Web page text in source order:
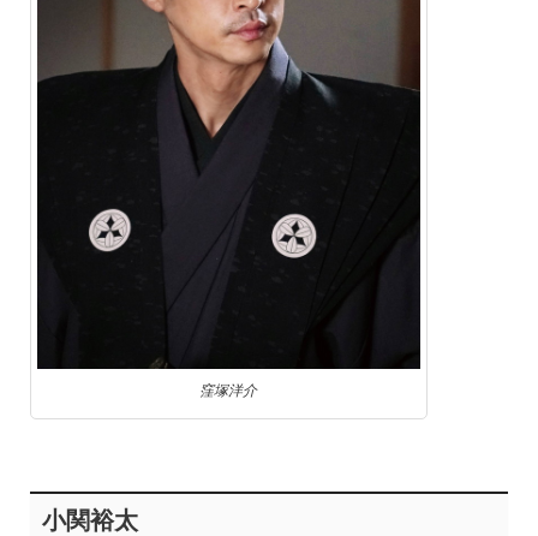
窪塚洋介
小関裕太